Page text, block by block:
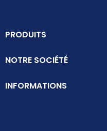
PRODUITS
NOTRE SOCIÉTÉ
INFORMATIONS